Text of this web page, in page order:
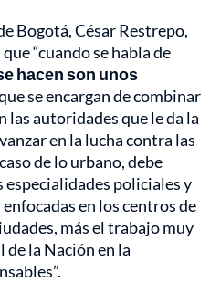
Bogotá, César Restrepo,
“cuando se habla de
hacen son unos
se encargan de combinar
las autoridades que le da la
en la lucha contra las
de lo urbano, debe
policiales y
en los centros de
más el trabajo muy
de la Nación en la